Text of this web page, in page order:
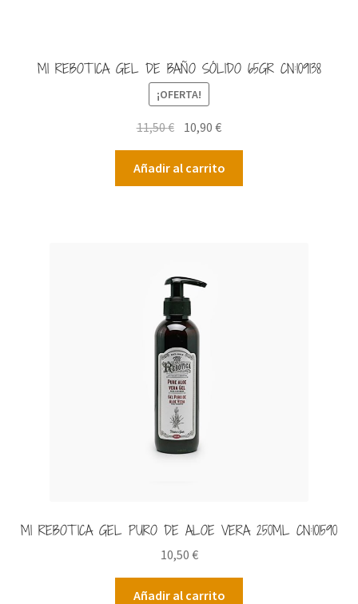
MI REBOTICA GEL DE BAÑO SÓLIDO 65GR CN:109138
¡OFERTA!
11,50€ El
precio
original
era:
10,90€El
precio
actual
es:
Añadir al carrito
MI REBOTICA GEL PURO DE ALOE VERA 250ML CN:101590
10,50 €
Añadir al carrito